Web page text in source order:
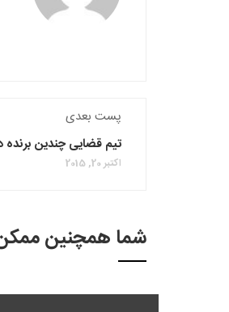
پست بعدی
تیم قضایی چندین برنده
اکتبر 20, 2015
شما همچنین